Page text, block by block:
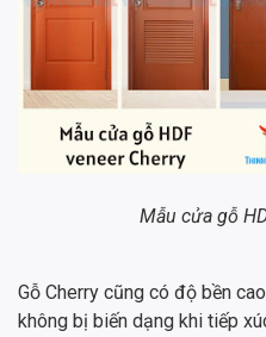
Mẫu cửa gỗ
Gỗ Cherry cũng có độ bền
không bị biến dạng khi tiếp